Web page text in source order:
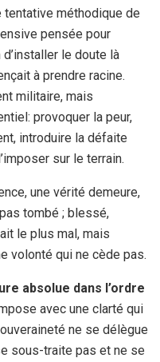
tentative méthodique de
pensée pour
le doute là
à prendre racine.
militaire, mais
provoquer la peur,
introduire la défaite
sur le terrain.
une vérité demeure,
tombé ; blessé,
le plus mal, mais
volonté qui ne cède pas.
absolue dans l’ordre
avec une clarté qui
ne se délègue
sous-traite pas et ne se